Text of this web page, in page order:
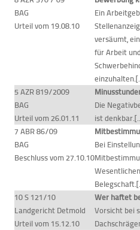
BAG
Urteil vom 19.08.10
Ein
versäumt,
für Arbeit
5 AZR 819/2009
BAG
Urteil vom 26.01.11
Die
ist
7 ABR 86/09
BAG
Beschluss vom 27.10.10
Bei
10 S 121/10
Landgericht Detmold
Urteil vom 15.12.10
Wer haftet
Vorsicht bei